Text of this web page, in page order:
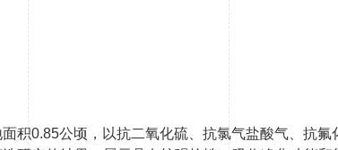
面积0.85公顷，以抗二氧化硫、抗氯气盐酸气、抗